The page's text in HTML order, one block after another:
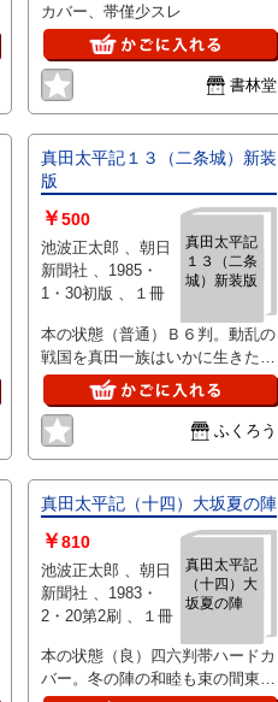
カバー、帯僅少スレ
書林堂
真田太平記１３（二条城）新装
版
真田太平記
１３（二条
城）新装版
￥500
池波正太郎 、朝日
新聞社 、1985・
1・30初版 、１冊
本の状態（普通）Ｂ６判。動乱の
戦国を真田一族はいかに生きた
か。父子二代にわたる真田家のド
ラマを忍者の活躍をを配し関ヶ原
合戦大坂の陣などを舞台にふくろう
真田太平記（十四）大坂夏の陣
真田太平記
（十四）大
坂夏の陣
￥810
池波正太郎 、朝日
新聞社 、1983・
2・20第2刷 、１冊
本の状態（良）四六判帯ハードカ
バー。冬の陣の和睦も束の間東西